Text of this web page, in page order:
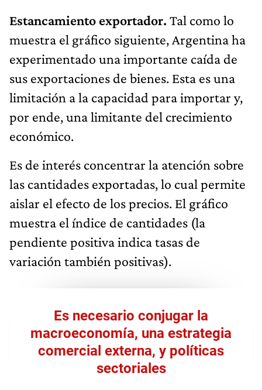
Estancamiento exportador. Tal como lo
muestra el gráfico siguiente, Argentina ha
experimentado una importante caída de
sus exportaciones de bienes. Esta es una
limitación a la capacidad para importar y,
por ende, una limitante del crecimiento
económico.
Es de interés concentrar la atención sobre
las cantidades exportadas, lo cual permite
aislar el efecto de los precios. El gráfico
muestra el índice de cantidades (la
pendiente positiva indica tasas de
variación también positivas).
Es necesario conjugar la
macroeconomía, una estrategia
comercial externa, y políticas
sectoriales